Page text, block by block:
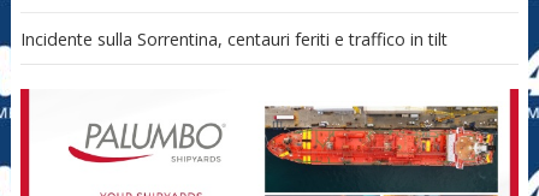
Incidente sulla Sorrentina, centauri feriti e traffico in tilt